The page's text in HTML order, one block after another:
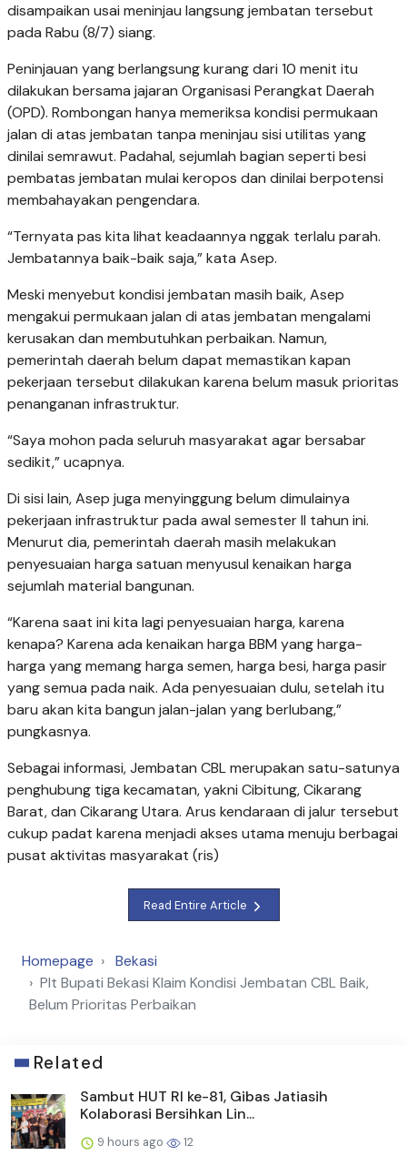
disampaikan usai meninjau langsung jembatan tersebut
pada Rabu (8/7) siang.
Peninjauan yang berlangsung kurang dari 10 menit itu
dilakukan bersama jajaran Organisasi Perangkat Daerah
(OPD). Rombongan hanya memeriksa kondisi permukaan
jalan di atas jembatan tanpa meninjau sisi utilitas yang
dinilai semrawut. Padahal, sejumlah bagian seperti besi
pembatas jembatan mulai keropos dan dinilai berpotensi
membahayakan pengendara.
“Ternyata pas kita lihat keadaannya nggak terlalu parah.
Jembatannya baik-baik saja,” kata Asep.
Meski menyebut kondisi jembatan masih baik, Asep
mengakui permukaan jalan di atas jembatan mengalami
kerusakan dan membutuhkan perbaikan. Namun,
pemerintah daerah belum dapat memastikan kapan
pekerjaan tersebut dilakukan karena belum masuk prioritas
penanganan infrastruktur.
“Saya mohon pada seluruh masyarakat agar bersabar
sedikit,” ucapnya.
Di sisi lain, Asep juga menyinggung belum dimulainya
pekerjaan infrastruktur pada awal semester II tahun ini.
Menurut dia, pemerintah daerah masih melakukan
penyesuaian harga satuan menyusul kenaikan harga
sejumlah material bangunan.
“Karena saat ini kita lagi penyesuaian harga, karena
kenapa? Karena ada kenaikan harga BBM yang harga-
harga yang memang harga semen, harga besi, harga pasir
yang semua pada naik. Ada penyesuaian dulu, setelah itu
baru akan kita bangun jalan-jalan yang berlubang,”
pungkasnya.
Sebagai informasi, Jembatan CBL merupakan satu-satunya
penghubung tiga kecamatan, yakni Cibitung, Cikarang
Barat, dan Cikarang Utara. Arus kendaraan di jalur tersebut
cukup padat karena menjadi akses utama menuju berbagai
pusat aktivitas masyarakat (ris)
Read Entire Article
Homepage
Bekasi
Plt Bupati Bekasi Klaim Kondisi Jembatan CBL Baik,
Belum Prioritas Perbaikan
Related
Sambut HUT RI ke-81, Gibas Jatiasih
Kolaborasi Bersihkan Lin...
9 hours ago 12